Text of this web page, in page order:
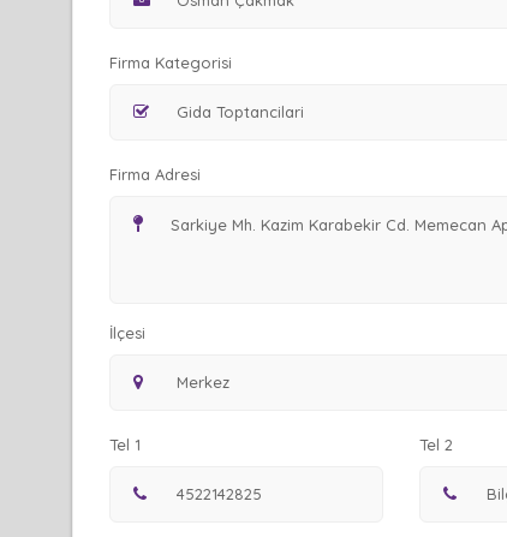
Firma Kategorisi
Firma Adresi
İlçesi
Tel 1 Tel 2